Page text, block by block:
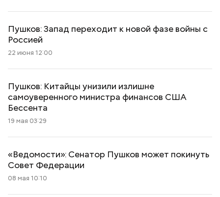
Пушков: Запад переходит к новой фазе войны с
Россией
22 июня 12:00
Пушков: Китайцы унизили излишне
самоуверенного министра финансов США
Бессента
19 мая 03:29
«Ведомости»: Сенатор Пушков может покинуть
Совет Федерации
08 мая 10:10